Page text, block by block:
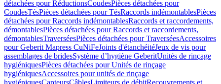
détachées pour RéductionsCoudesPièces détachées pour
CoudesTésPièces détachées pour TésRaccords indémontablesPièces
détachées pour Raccords indémontablesRaccords et raccordements,
démontablesPièces détachées pour Raccords et raccordements,
démontablesTraverséesPièces détachées pour TraverséesAccessoires
pour Geberit Mapress CuNiFeJoints d'étanchéitéJeux de vis pour
assemblages de bridesSystème d’hygiène GeberitUnités de rinçage
hygiéniquesPièces détachées pour Unités de rinçage
hygiéniquesAccessoires pour unités de rinçage
hygiéniquesCapteursCâblesLimiteurs de débitRecouvrements et